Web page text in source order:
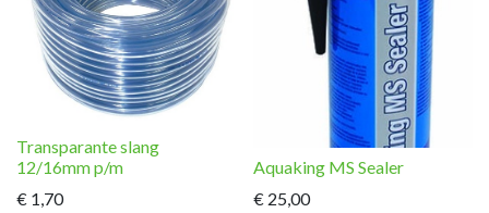
Transparante slang
12/16mm p/m
€ 1,70
Aquaking MS Sealer
€ 25,00